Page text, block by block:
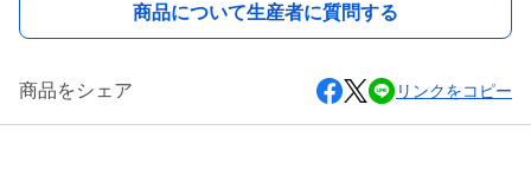
商品について生産者に質問する
商品をシェア リンクをコピー